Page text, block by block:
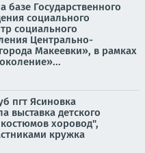
базе Государственного
социального
социального
Центрально-
Макеевки», в рамках
пгт Ясиновка
выставка детского
хоровод",
кружка